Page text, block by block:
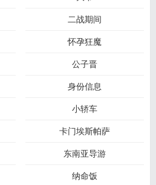
二战期间
怀孕狂魔
公子晋
身份信息
小轿车
卡门埃斯帕萨
东南亚导游
纳命饭